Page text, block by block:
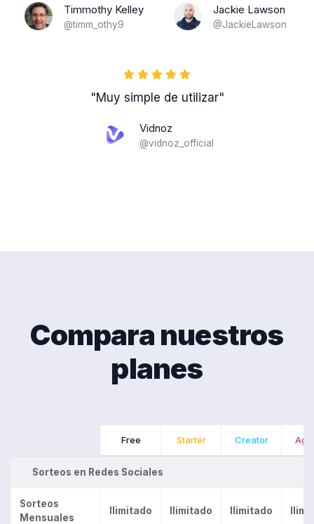
Timmothy Kelley
@timm_othy9
Jackie Lawson
@JackieLawson
"Muy simple de utilizar"
Vidnoz
@vidnoz_official
Compara nuestros
planes
Free Starter Creator
Sorteos en Redes Sociales
Sorteos
Mensuales
Ilimitado Ilimitado Ilimitado